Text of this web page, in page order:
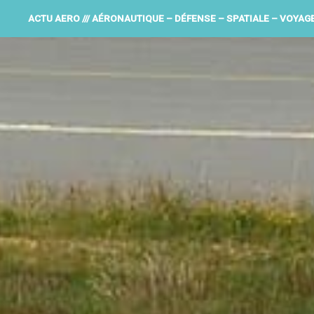
ACTU AERO /// AÉRONAUTIQUE – DÉFENSE – SPATIALE –